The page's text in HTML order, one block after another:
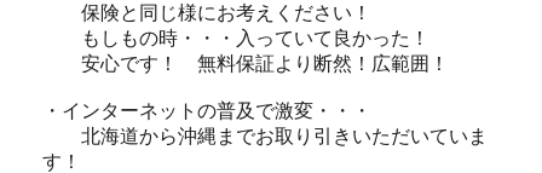
保険と同じ様にお考えください！
もしもの時・・・入っていて良かった！
安心です！ 無料保証より断然！広範囲！
・インターネットの普及で激変・・・
北海道から沖縄までお取り引きいただいていま
す！